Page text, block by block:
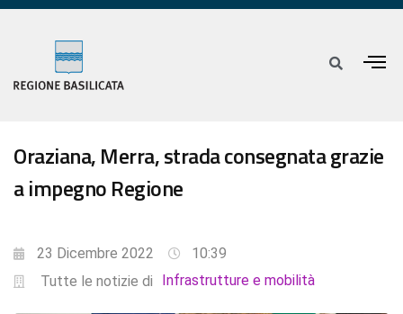
Oraziana, Merra, strada consegnata grazie
a impegno Regione
23 Dicembre 2022
10:39
Tutte le notizie di
Infrastrutture e mobilità